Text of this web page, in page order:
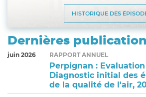
HISTORIQUE DES
Dernières
juin 2026 RAPPORT ANNUEL
Perpignan :
Diagnostic initial des
de la qualité de l'air,